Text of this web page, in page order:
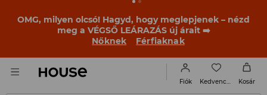
OMG, milyen olcsó! Hagyd, hogy meglepjenek – nézd
meg a VÉGSŐ LEÁRAZÁS új árait ➡️
Nőknek
Férfiaknak
Fiók Kosár